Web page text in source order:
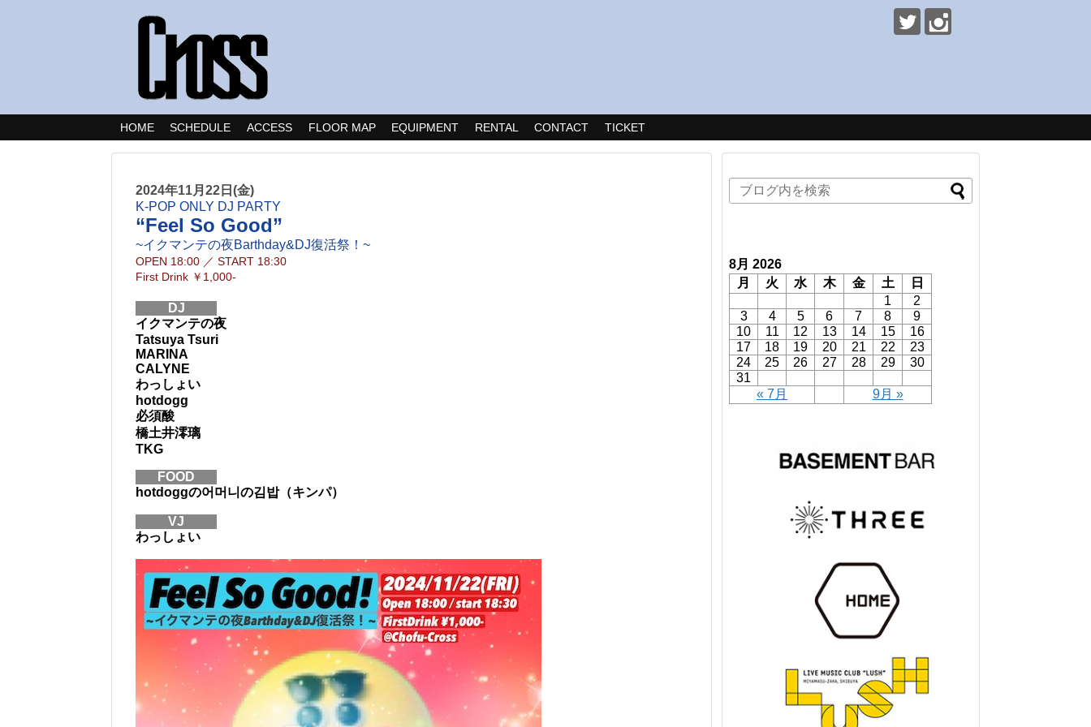
HOME SCHEDULE ACCESS FLOOR MAP EQUIPMENT RENTAL CONTACT TICKET
2024年11月22日(金)
K-POP ONLY DJ PARTY
“Feel So Good”
~イクマンテの夜Barthday&DJ復活祭！~
OPEN 18:00 ／ START 18:30
First Drink ￥1,000-
DJ
イクマンテの夜
Tatsuya Tsuri
MARINA
CALYNE
わっしょい
hotdogg
必須酸
橋土井澪璃
TKG
FOOD
hotdoggの어머니の김밥（キンパ）
VJ
わっしょい
8月 2026
月
火 水 木 金 土
日
1
2
3
4 5 6 7 8
9
10
11 12 13 14 15
16
17
18 19 20 21 22
23
24
25 26 27 28 29
30
31
« 7月
9月 »